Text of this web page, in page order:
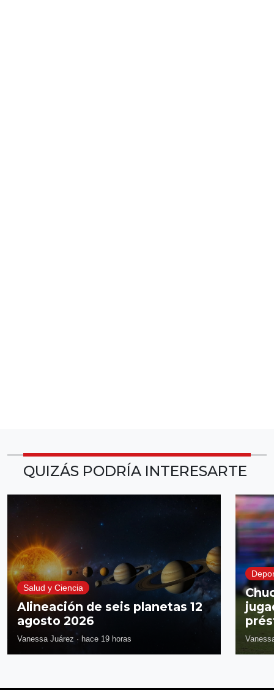
QUIZÁS PODRÍA INTERESARTE
Salud y Ciencia
Alineación de seis planetas 12
agosto 2026
Vanessa Juárez · hace 19 horas